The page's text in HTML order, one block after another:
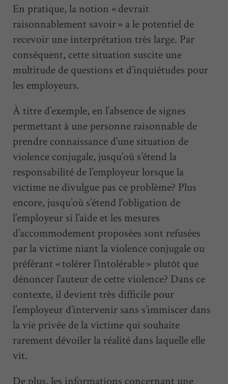
En pratique, la notion « devrait
raisonnablement savoir » a le potentiel de
recevoir une interprétation très large. Par
conséquent, cette situation suscite une
multitude de questions et d’inquiétudes pour
les employeurs.
À titre d’exemple, en l’absence de signes
permettant à une personne raisonnable de
prendre connaissance d’une situation de
violence conjugale, jusqu’où s’étend la
responsabilité de l’employeur lorsque la
victime ne divulgue pas ce problème? Plus
encore, jusqu’où s’étend l’obligation de
l’employeur si l’aide et les mesures
d’accommodement proposées sont refusées
par la victime niant la violence conjugale ou
préférant « tolérer l’intolérable » plutôt que
dénoncer l’auteur de cette violence? Dans ce
contexte, il devient très difficile pour
l’employeur d’intervenir sans s’immiscer dans
la vie privée de la victime qui souhaite
rarement dévoiler la réalité dans laquelle elle
vit.
De plus, les informations concernant une